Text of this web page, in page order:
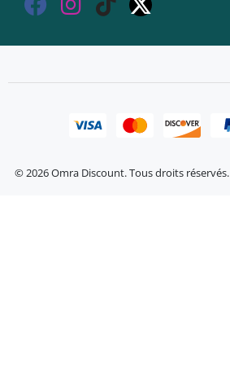
© 2026 Omra Discount. Tous droits réservés.